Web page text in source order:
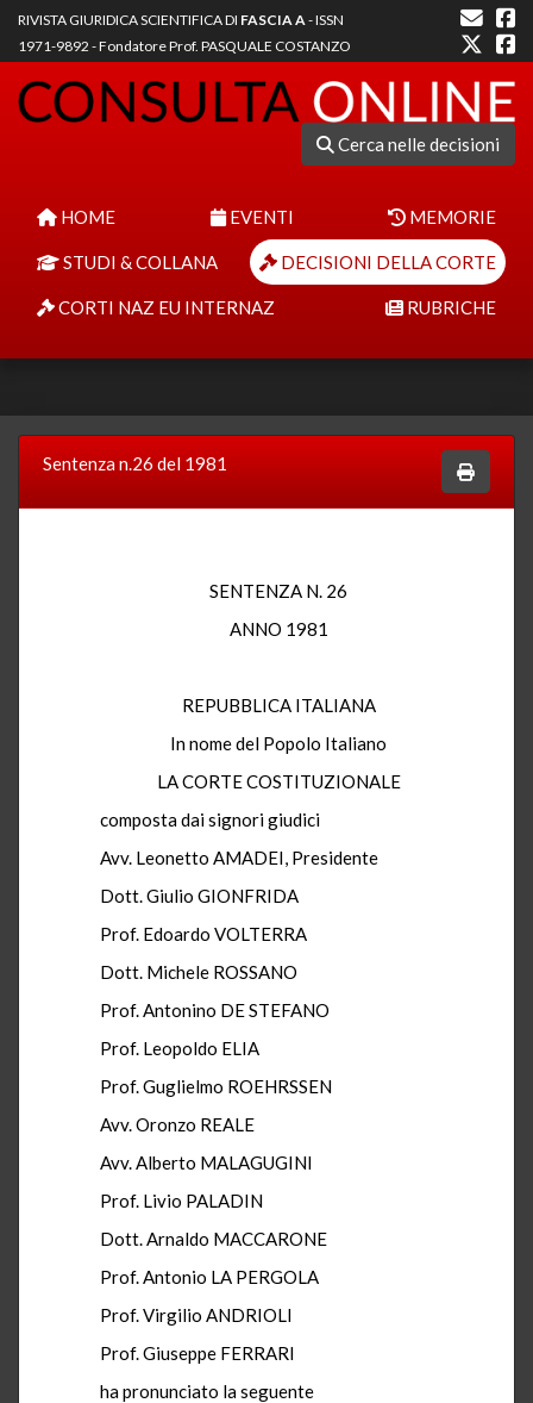
RIVISTA GIURIDICA SCIENTIFICA DI FASCIA A- ISSN
1971-9892 - Fondatore Prof. PASQUALE COSTANZO
Cerca nelle decisioni
HOME EVENTI MEMORIE
STUDI & COLLANA DECISIONI DELLA CORTE
CORTI NAZ EU INTERNAZ RUBRICHE
Sentenza n.26 del 1981
SENTENZA N. 26
ANNO 1981
REPUBBLICA ITALIANA
In nome del Popolo Italiano
LA CORTE COSTITUZIONALE
composta dai signori giudici
Avv. Leonetto AMADEI, Presidente
Dott. Giulio GIONFRIDA
Prof. Edoardo VOLTERRA
Dott. Michele ROSSANO
Prof. Antonino DE STEFANO
Prof. Leopoldo ELIA
Prof. Guglielmo ROEHRSSEN
Avv. Oronzo REALE
Avv. Alberto MALAGUGINI
Prof. Livio PALADIN
Dott. Arnaldo MACCARONE
Prof. Antonio LA PERGOLA
Prof. Virgilio ANDRIOLI
Prof. Giuseppe FERRARI
ha pronunciato la seguente